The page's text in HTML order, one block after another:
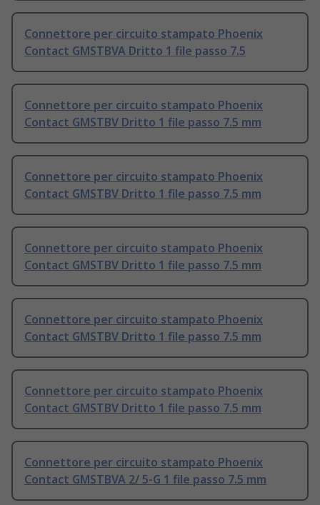
Connettore per circuito stampato Phoenix
Contact GMSTBVA Dritto 1 file passo 7.5
Connettore per circuito stampato Phoenix
Contact GMSTBV Dritto 1 file passo 7.5 mm
Connettore per circuito stampato Phoenix
Contact GMSTBV Dritto 1 file passo 7.5 mm
Connettore per circuito stampato Phoenix
Contact GMSTBV Dritto 1 file passo 7.5 mm
Connettore per circuito stampato Phoenix
Contact GMSTBV Dritto 1 file passo 7.5 mm
Connettore per circuito stampato Phoenix
Contact GMSTBV Dritto 1 file passo 7.5 mm
Connettore per circuito stampato Phoenix
Contact GMSTBVA 2/ 5-G 1 file passo 7.5 mm